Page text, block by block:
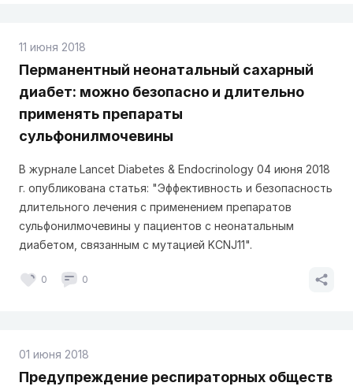
11 июня 2018
Перманентный неонатальный сахарный
диабет: можно безопасно и длительно
применять препараты
сульфонилмочевины
В журнале Lancet Diabetes & Endocrinology 04 июня 2018
г. опубликована статья: "Эффективность и безопасность
длительного лечения с применением препаратов
сульфонилмочевины у пациентов с неонатальным
диабетом, связанным с мутацией KCNJ11".
0 0
01 июня 2018
Предупреждение респираторных обществ